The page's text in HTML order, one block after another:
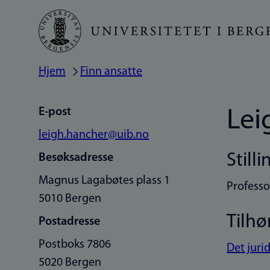
Hopp
hovedinnhold
Navigasjonssti
Hjem Finn ansatte
E-post
leigh.hancher@uib.no
Besøksadresse
Magnus Lagabøtes plass 1
5010 Bergen
Postadresse
Postboks 7806
5020 Bergen
Det